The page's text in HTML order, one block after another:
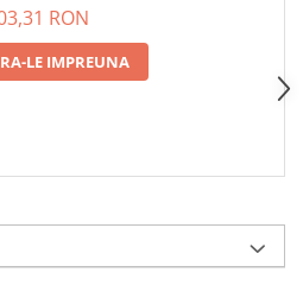
RON
LE IMPREUNA